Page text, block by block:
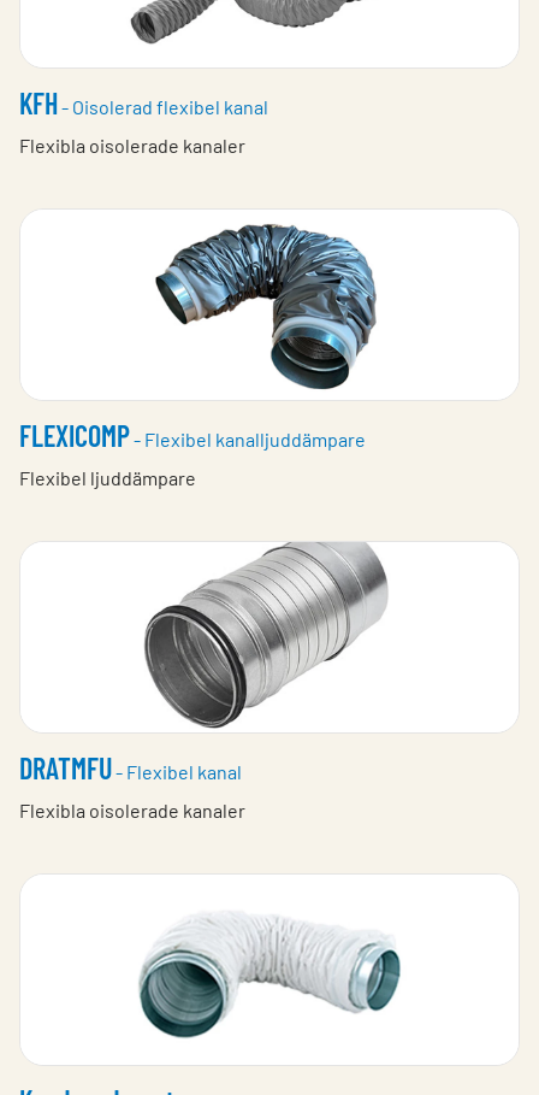
KFH- Oisolerad flexibel kanal
Flexibla oisolerade kanaler
FLEXICOMP- Flexibel kanalljuddämpare
Flexibel ljuddämpare
DRATMFU- Flexibel kanal
Flexibla oisolerade kanaler